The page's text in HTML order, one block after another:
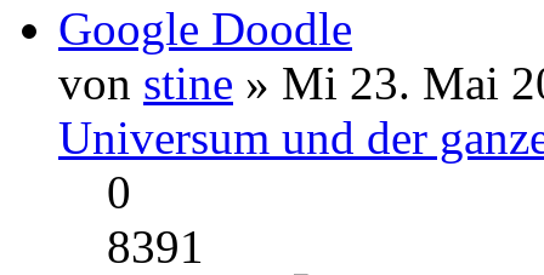
Google Doodle
von stine » Mi 23. Mai
Universum und der
0
8391